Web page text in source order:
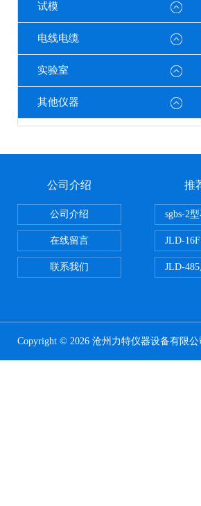
试模
电线电缆
实验室
其他仪器
公司介绍
公司介绍
在线留言
联系我们
推
sgbs-2
JLD-
JLD-
Copyright © 2026 沧州力特仪器设备有限公